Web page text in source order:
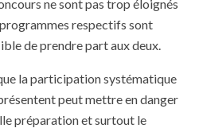
ne sont pas trop éloignés
respectifs sont
de prendre part aux deux.
la participation systématique
peut mettre en danger
préparation et surtout le